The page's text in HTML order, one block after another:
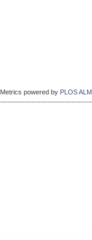
Metrics powered by PLOS ALM